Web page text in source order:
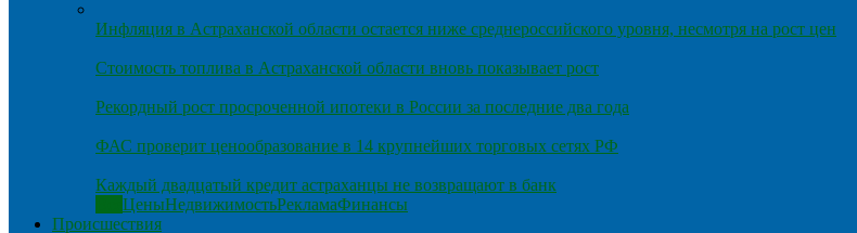
Инфляция в Астраханской области остается ниже среднероссийского уровня, несмотря на рост цен
Стоимость топлива в Астраханской области вновь показывает рост
Рекордный рост просроченной ипотеки в России за последние два года
ФАС проверит ценообразование в 14 крупнейших торговых сетях РФ
Каждый двадцатый кредит астраханцы не возвращают в банк
ЦеныНедвижимостьРекламаФинансы
Происшествия